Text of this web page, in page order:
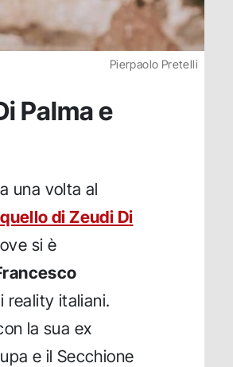
Pierpaolo Pretelli
Palma e
una volta al
di Zeudi Di
si è
reality italiani.
la sua ex
e il Secchione